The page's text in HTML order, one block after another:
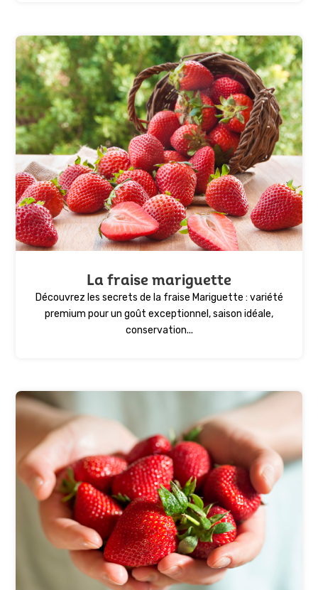
La fraise mariguette
Découvrez les secrets de la fraise Mariguette : variété
premium pour un goût exceptionnel, saison idéale,
conservation...